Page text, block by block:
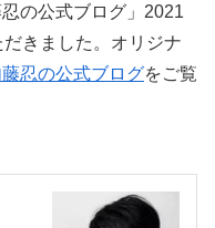
の公式ブログ」2021
きました。オリジナ
藤忍の公式ブログをご覧